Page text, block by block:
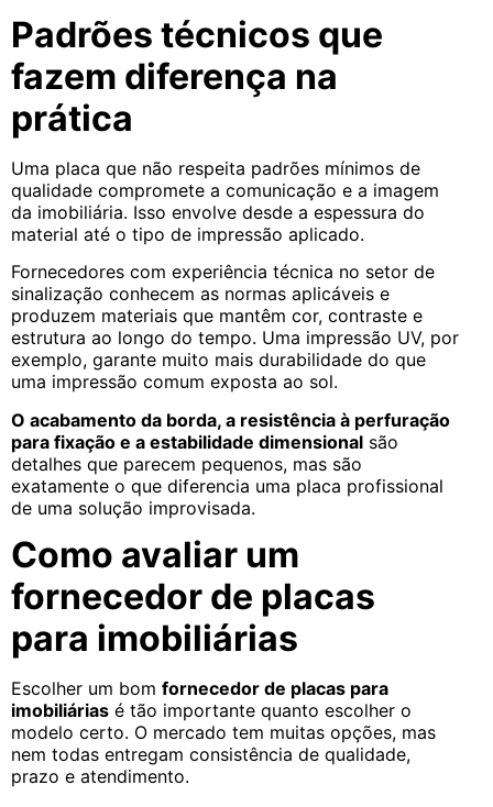
Padrões técnicos que
fazem diferença na
prática
Uma placa que não respeita padrões mínimos de
qualidade compromete a comunicação e a imagem
da imobiliária. Isso envolve desde a espessura do
material até o tipo de impressão aplicado.
Fornecedores com experiência técnica no setor de
sinalização conhecem as normas aplicáveis e
produzem materiais que mantêm cor, contraste e
estrutura ao longo do tempo. Uma impressão UV, por
exemplo, garante muito mais durabilidade do que
uma impressão comum exposta ao sol.
O acabamento da borda, a resistência à perfuração
para fixação e a estabilidade dimensional são
detalhes que parecem pequenos, mas são
exatamente o que diferencia uma placa profissional
de uma solução improvisada.
Como avaliar um
fornecedor de placas
para imobiliárias
Escolher um bom fornecedor de placas para
imobiliárias é tão importante quanto escolher o
modelo certo. O mercado tem muitas opções, mas
nem todas entregam consistência de qualidade,
prazo e atendimento.